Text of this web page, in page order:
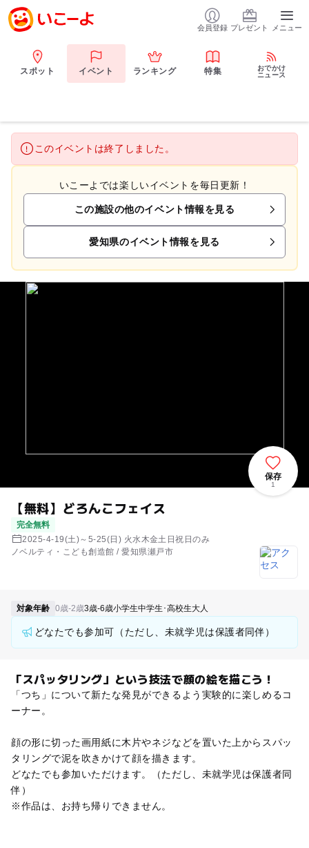
会員登録 プレゼント メニュー
スポット イベント ランキング 特集
おでかけ
ニュース
このイベントは終了しました。
いこーよでは楽しいイベントを毎日更新！
この施設の他のイベント情報を見る
愛知県のイベント情報を見る
【無料】どろんこフェイス
完全無料
2025-4-19(土)～5-25(日) 火水木金土日祝日のみ
ノベルティ・こども創造館 / 愛知県瀬戸市
保存
1
対象年齢 0歳-2歳3歳-6歳小学生中学生･高校生大人
どなたでも参加可（ただし、未就学児は保護者同伴）
「スパッタリング」という技法で顔の絵を描こう！
「つち」について新たな発見ができるよう実験的に楽しめるコ
ーナー。
顔の形に切った画用紙に木片やネジなどを置いた上からスパッ
タリングで泥を吹きかけて顔を描きます。
どなたでも参加いただけます。（ただし、未就学児は保護者同
伴）
※作品は、お持ち帰りできません。